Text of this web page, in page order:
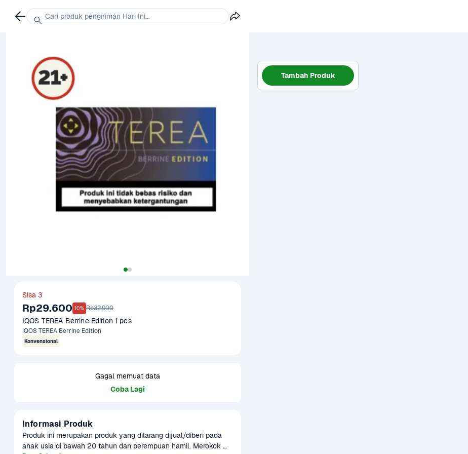
Sisa 3
Rp29.600 10% Rp32.900
IQOS TEREA Berrine Edition 1 pcs
IQOS TEREA Berrine Edition
Konvensional
Gagal memuat data
Coba Lagi
Informasi Produk
Produk ini merupakan produk yang dilarang dijual/diberi pada
anak usia di bawah 20 tahun dan perempuan hamil. Merokok
Tambah Produk
Cari produk pengiriman Hari Ini...